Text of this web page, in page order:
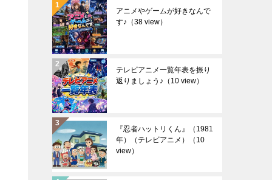
アニメやゲームが好きなんで
す♪ （38 view）
テレビアニメ一覧年表を振り
返りましょう♪ （10 view）
『忍者ハットリくん』（1981
年）（テレビアニメ）
（10
view）